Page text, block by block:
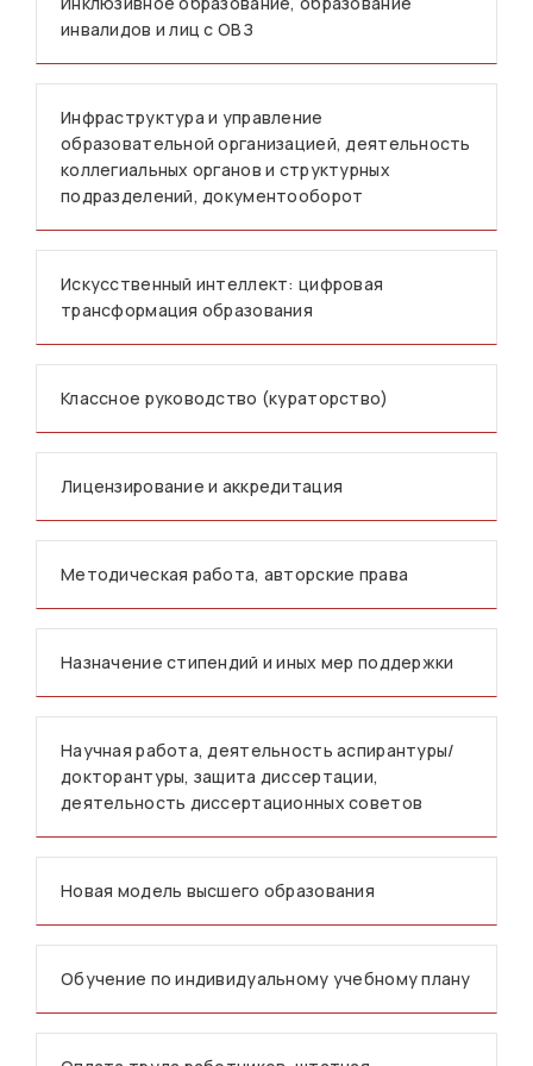
инвалидов и лиц с ОВЗ
Инфраструктура и управление
образовательной организацией, деятельность
коллегиальных органов и структурных
подразделений, документооборот
Искусственный интеллект: цифровая
трансформация образования
Классное руководство (кураторство)
Лицензирование и аккредитация
Методическая работа, авторские права
Назначение стипендий и иных мер поддержки
Научная работа, деятельность аспирантуры/
докторантуры, защита диссертации,
деятельность диссертационных советов
Новая модель высшего образования
Обучение по индивидуальному учебному плану